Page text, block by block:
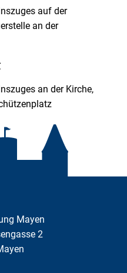
auf der
an der
an der Kirche,
Mayen
2